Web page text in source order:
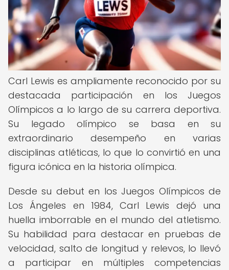
Carl Lewis es ampliamente reconocido por su
destacada participación en los Juegos
Olímpicos a lo largo de su carrera deportiva.
Su legado olímpico se basa en su
extraordinario desempeño en varias
disciplinas atléticas, lo que lo convirtió en una
figura icónica en la historia olímpica.
Desde su debut en los Juegos Olímpicos de
Los Ángeles en 1984, Carl Lewis dejó una
huella imborrable en el mundo del atletismo.
Su habilidad para destacar en pruebas de
velocidad, salto de longitud y relevos, lo llevó
a participar en múltiples competencias